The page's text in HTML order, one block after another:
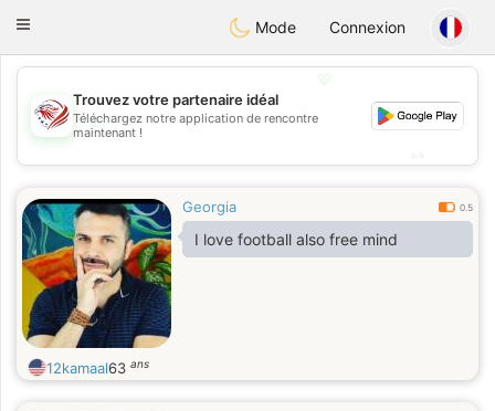
StatesDating
Toggle
Mode Connexion
💖
💕
Trouvez votre partenaire idéal
Téléchargez notre application de rencontre
maintenant !
Georgia 0.5
I love football also free mind
12kamaal63 ans